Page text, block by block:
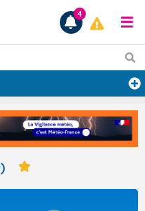
4